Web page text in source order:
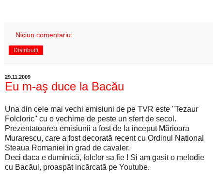
Niciun comentariu:
Distribuiți
29.11.2009
Eu m-aş duce la Bacău
Una din cele mai vechi emisiuni de pe TVR este ''Tezaur
Folcloric'' cu o vechime de peste un sfert de secol.
Prezentatoarea emisiunii a fost de la inceput Mărioara
Murarescu, care a fost decorată recent cu Ordinul National
Steaua Romaniei in grad de cavaler.
Deci daca e duminică, folclor sa fie ! Si am gasit o melodie
cu Bacăul, proaspăt incărcată pe Youtube.